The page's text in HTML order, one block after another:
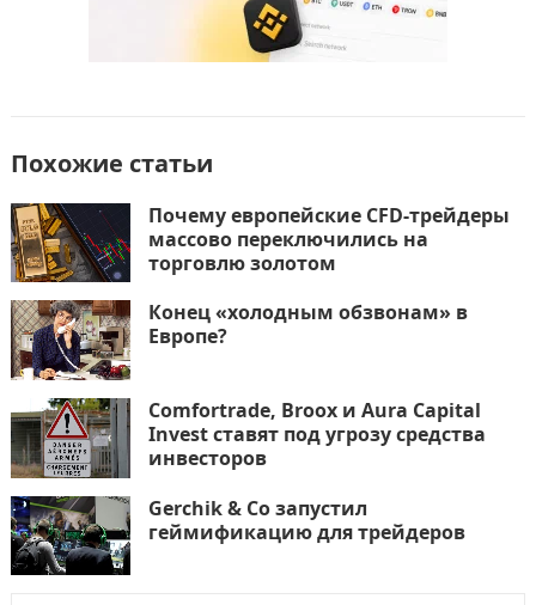
Похожие статьи
Почему европейские CFD-трейдеры
массово переключились на
торговлю золотом
Конец «холодным обзвонам» в
Европе?
Comfortrade, Broox и Aura Capital
Invest ставят под угрозу средства
инвесторов
Gerchik & Co запустил
геймификацию для трейдеров